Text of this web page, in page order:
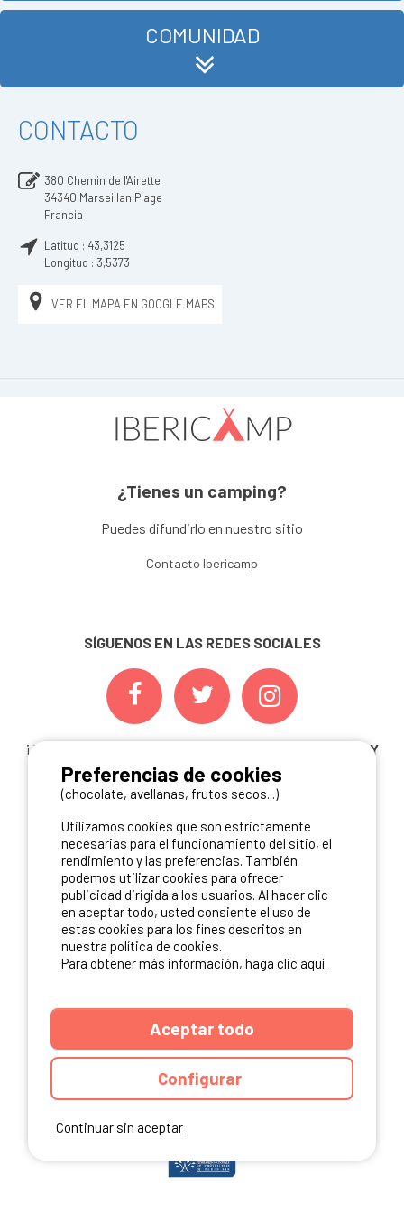
COMUNIDAD
CONTACTO
380 Chemin de l'Airette
34340 Marseillan Plage
Francia
Latitud : 43,3125
Longitud : 3,5373
VER EL MAPA EN GOOGLE MAPS
¿Tienes un camping?
Puedes difundirlo en nuestro sitio
Contacto Ibericamp
SÍGUENOS EN LAS REDES SOCIALES
¡ Y NO TE PIERDAS NUESTRAS
OFERTAS, CONCURSOS Y
NOVEDADESINSCRIBIÉNDOTE A NUESTRA
NEWSLETTER!
ME INSCRIBO
NUESTROS PARTNERS
Continuar sin aceptar
Preferencias de cookies
(chocolate, avellanas, frutos secos...)
Utilizamos cookies que son estrictamente
necesarias para el funcionamiento del sitio, el
rendimiento y las preferencias. También
podemos utilizar cookies para ofrecer
publicidad dirigida a los usuarios. Al hacer clic
en aceptar todo, usted consiente el uso de
estas cookies para los fines descritos en
nuestra política de cookies.
Para obtener más información, haga clic aquí.
Aceptar todo
Configurar